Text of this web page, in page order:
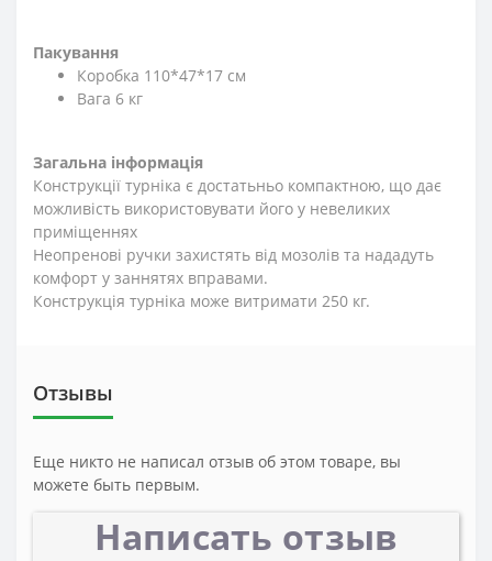
Пакування
Коробка 110*47*17 см
Вага 6 кг
Загальна інформація
Конструкції турніка є достатьньо компактною, що дає
можливість використовувати його у невеликих
приміщеннях
Неопренові ручки захистять від мозолів та нададуть
комфорт у заннятях вправами.
Конструкція турніка може витримати 250 кг.
Отзывы
Еще никто не написал отзыв об этом товаре, вы
можете быть первым.
Написать отзыв